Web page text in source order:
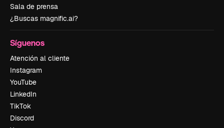
Sala de prensa
¿Buscas magnific.ai?
Síguenos
Atención al cliente
Instagram
YouTube
LinkedIn
TikTok
Discord